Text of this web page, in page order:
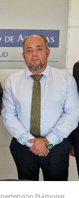
Pulmonar